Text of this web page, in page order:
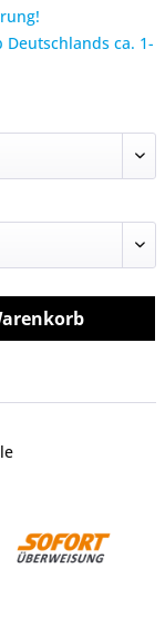
ca. 1-